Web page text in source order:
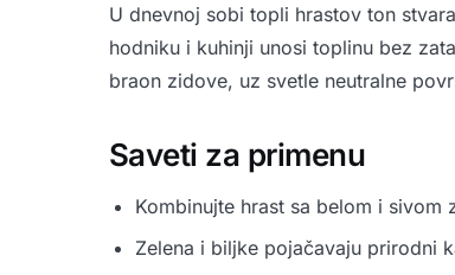
U dnevnoj sobi topli hrastov ton
hodniku i kuhinji unosi toplinu bez
braon zidove, uz svetle neutralne
Saveti za primenu
Kombinujte hrast sa belom i sivom
Zelena i biljke pojačavaju prirodni